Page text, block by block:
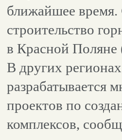
ближайшее время.
строительство
в Красной Поляне
В других
разрабатывается
проектов по
комплексов,